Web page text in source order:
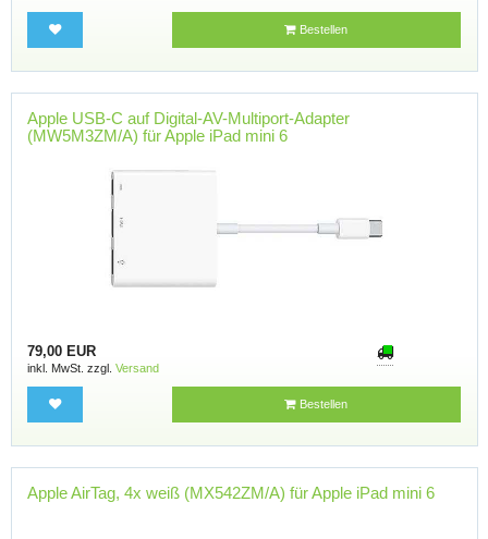
Bestellen
Apple USB-C auf Digital-AV-Multiport-Adapter
(MW5M3ZM/A) für Apple iPad mini 6
79,00 EUR
inkl. MwSt. zzgl. Versand
Bestellen
Apple AirTag, 4x weiß (MX542ZM/A) für Apple iPad mini 6